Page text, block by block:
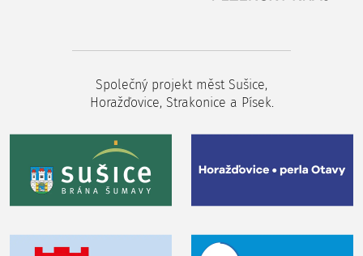
Společný projekt měst Sušice,
Horažďovice, Strakonice a Písek.